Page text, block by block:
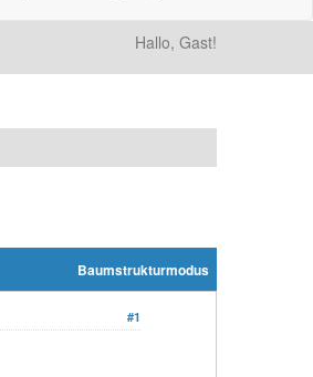
Hallo, Gast!
Baumstrukturmodus
#1